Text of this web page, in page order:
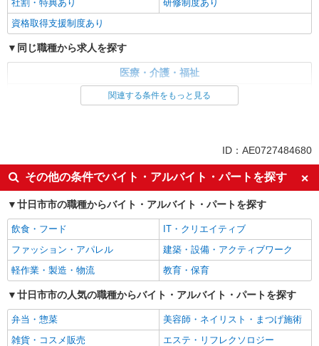
社割・特典あり
研修制度あり
資格取得支援制度あり
同じ職種から求人を探す
医療・介護・福祉
看護師・保健師・看護助手・助産師
週2～3日勤務OK
深夜
交通費支給
社会保険あり
関連する条件をもっと見る
ID：AE0727484680
その他の条件でバイト・アルバイト・パートを探す
廿日市市の職種からバイト・アルバイト・パートを探す
飲食・フード
IT・クリエイティブ
ファッション・アパレル
建築・設備・アクティブワーク
軽作業・製造・物流
教育・保育
廿日市市の人気の職種からバイト・アルバイト・パートを探す
弁当・惣菜
美容師・ネイリスト・まつげ施術
雑貨・コスメ販売
エステ・リフレクソロジー